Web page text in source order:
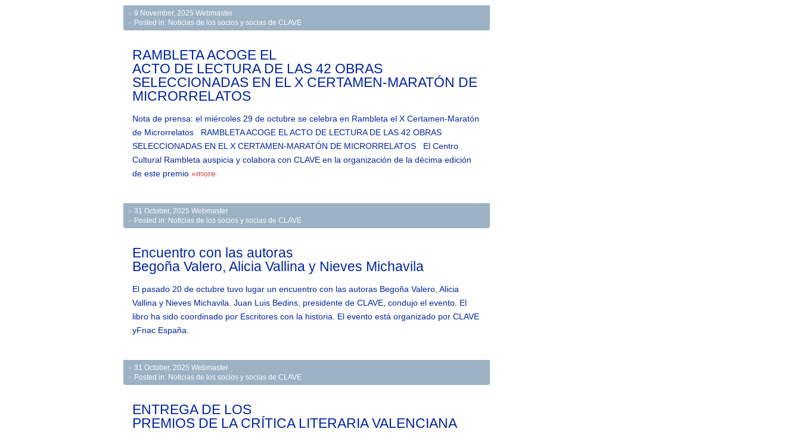
9 November, 2025 Webmaster
Posted in: Noticias de los socios y socias de CLAVE
RAMBLETA ACOGE EL
ACTO DE LECTURA DE LAS 42 OBRAS
SELECCIONADAS EN EL X CERTAMEN-MARATÓN DE
MICRORRELATOS
Nota de prensa: el miércoles 29 de octubre se celebra en Rambleta el X Certamen-Maratón
de Microrrelatos RAMBLETA ACOGE EL ACTO DE LECTURA DE LAS 42 OBRAS
SELECCIONADAS EN EL X CERTAMEN-MARATÓN DE MICRORRELATOS El Centro
Cultural Rambleta auspicia y colabora con CLAVE en la organización de la décima edición
de este premio »more
31 October, 2025 Webmaster
Posted in: Noticias de los socios y socias de CLAVE
Encuentro con las autoras
Begoña Valero, Alicia Vallina y Nieves Michavila
El pasado 20 de octubre tuvo lugar un encuentro con las autoras Begoña Valero, Alicia
Vallina y Nieves Michavila. Juan Luis Bedins, presidente de CLAVE, condujo el evento. El
libro ha sido coordinado por Escritores con la historia. El evento está organizado por CLAVE
yFnac España.
31 October, 2025 Webmaster
Posted in: Noticias de los socios y socias de CLAVE
ENTREGA DE LOS
PREMIOS DE LA CRÍTICA LITERARIA VALENCIANA